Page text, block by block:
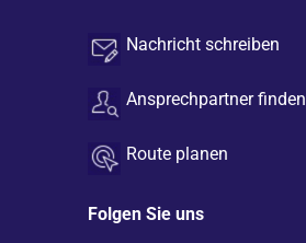
Nachricht schreiben
Ansprechpartner finden
Route planen
Folgen Sie uns